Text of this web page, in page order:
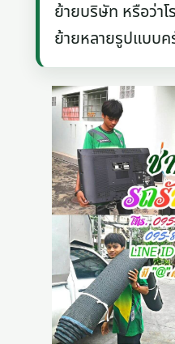
ย้ายบริษัท หรือว่าโ
ย้ายหลายรูปแบบค